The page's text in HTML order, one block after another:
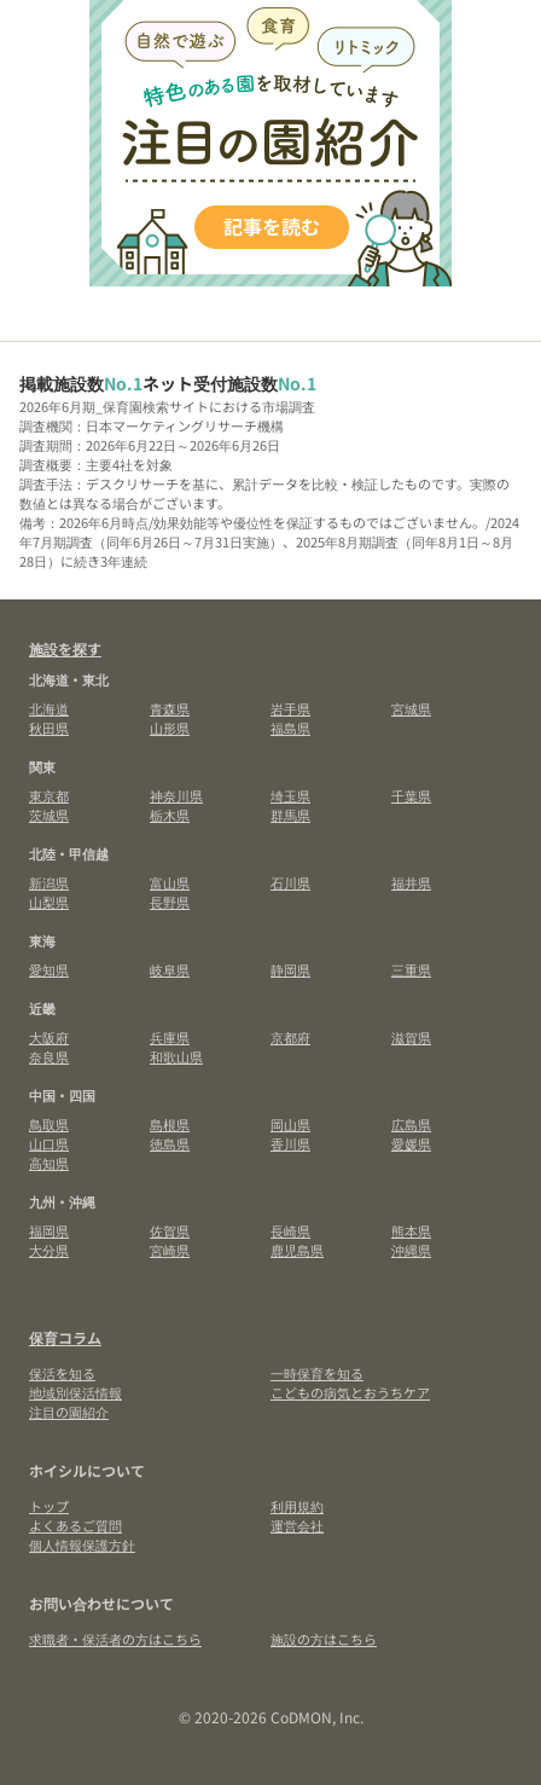
掲載施設数No.1ネット受付施設数No.1
2026年6月期_保育園検索サイトにおける市場調査
調査機関：日本マーケティングリサーチ機構
調査期間：2026年6月22日～2026年6月26日
調査概要：主要4社を対象
調査手法：デスクリサーチを基に、累計データを比較・検証したものです。実際の
数値とは異なる場合がございます。
備考：2026年6月時点/効果効能等や優位性を保証するものではございません。/2024
年7月期調査（同年6月26日～7月31日実施）、2025年8月期調査（同年8月1日～8月
28日）に続き3年連続
施設を探す
北海道・東北
北海道
青森県 岩手県
宮城県
秋田県
山形県
福島県
関東
東京都
神奈川県 埼玉県
千葉県
茨城県
栃木県
群馬県
北陸・甲信越
新潟県
富山県 石川県
福井県
山梨県
長野県
東海
愛知県
岐阜県 静岡県
三重県
近畿
大阪府
兵庫県 京都府
滋賀県
奈良県
和歌山県
中国・四国
鳥取県
島根県 岡山県
広島県
山口県
徳島県 香川県
愛媛県
高知県
九州・沖縄
福岡県
佐賀県 長崎県
熊本県
大分県
宮崎県 鹿児島県 沖縄県
保育コラム
保活を知る
一時保育を知る
地域別保活情報
こどもの病気とおうちケア
注目の園紹介
ホイシルについて
トップ
利用規約
よくあるご質問
運営会社
個人情報保護方針
お問い合わせについて
求職者・保活者の方はこちら 施設の方はこちら
© 2020-2026 CoDMON, Inc.